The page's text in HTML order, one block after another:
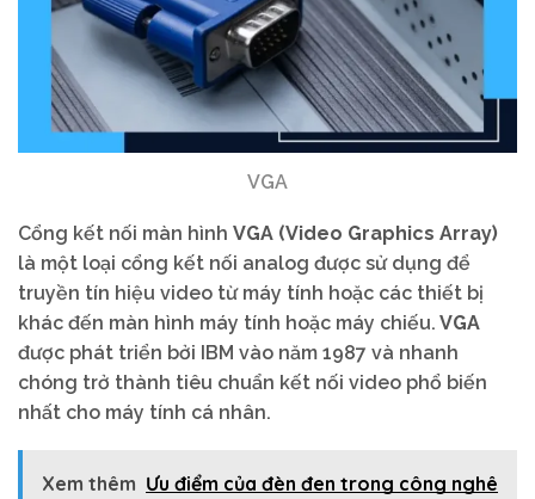
VGA
Cổng kết nối màn hình VGA (Video Graphics Array)
là một loại cổng kết nối analog được sử dụng để
truyền tín hiệu video từ máy tính hoặc các thiết bị
khác đến màn hình máy tính hoặc máy chiếu. VGA
được phát triển bởi IBM vào năm 1987 và nhanh
chóng trở thành tiêu chuẩn kết nối video phổ biến
nhất cho máy tính cá nhân.
Xem thêm Ưu điểm của đèn đen trong công nghê